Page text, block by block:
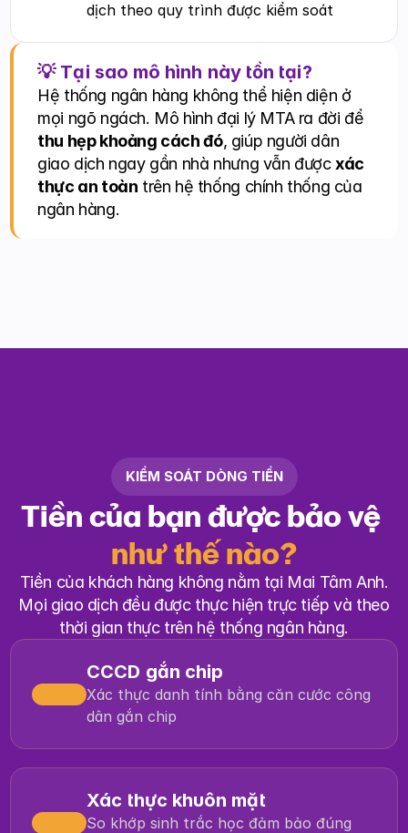
dịch theo quy trình được kiểm soát
💡 Tại sao mô hình này tồn tại?
Hệ thống ngân hàng không thể hiện diện ở
thu hẹp khoảng cách đó, giúp người dân
giao dịch ngay gần nhà nhưng vẫn được xác
thực an toàn trên hệ thống chính thống của
ngân hàng.
KIỂM SOÁT DÒNG TIỀN
như thế nào?
Tiền của khách hàng không nằm tại Mai Tâm Anh.
Mọi giao dịch đều được thực hiện trực tiếp và theo
thời gian thực trên hệ thống ngân hàng.
CCCD gắn chip
Xác thực danh tính bằng căn cước công
dân gắn chip
Xác thực khuôn mặt
So khớp sinh trắc học đảm bảo đúng